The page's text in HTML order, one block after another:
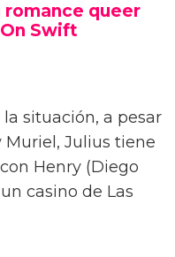
romance queer
Swift
situación, a pesar
Julius tiene
Henry (Diego
casino de Las